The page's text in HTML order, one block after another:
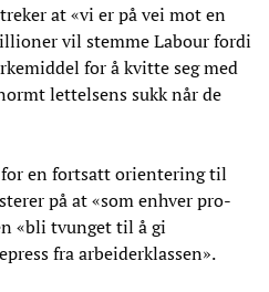
at «vi er på vei mot en
vil stemme Labour fordi
for å kvitte seg med
lettelsens sukk når de
en fortsatt orientering til
på at «som enhver pro-
«bli tvunget til å gi
fra arbeiderklassen».